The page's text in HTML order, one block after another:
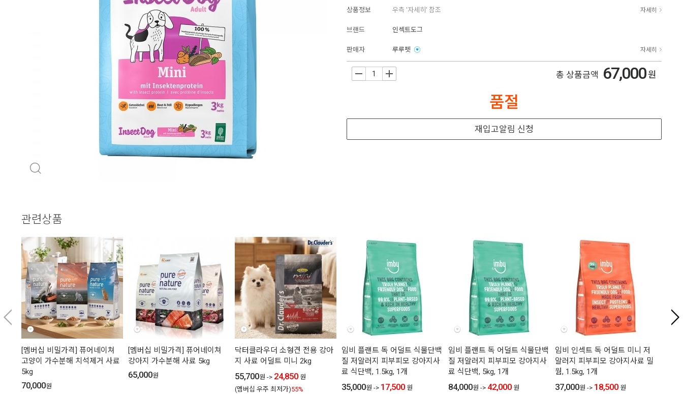
상품정보 우측 '자세히' 참조 자세히
브랜드 인섹트도그
판매자 루루펫 자세히
+ 총 상품금액 67,000원
품절
재입고알림 신청
관련상품
[멤버십 비밀가격] 퓨어네이쳐
고양이 가수분해 치석제거 사료
5kg
70,000원
[멤버십 비밀가격] 퓨어네이쳐
강아지 가수분해 사료 5kg
65,000원
닥터클라우더 소형견 전용 강아
지 사료 어덜트 미니 2kg
55,700원 -> 24,850 원
(멤버십 우주 최저가)55%
임비 플랜트 독 어덜트 식물단백
질 저알러지 피부피모 강아지사
료 식단백, 1.5kg, 1개
35,000원 -> 17,500 원
임비 플랜트 독 어덜트 식물단백
질 저알러지 피부피모 강아지사
료 식단백, 5kg, 1개
84,000원 -> 42,000 원
임비 인섹트 독 어덜트 미니 저
알러지 피부피모 강아지사료 밀
웜, 1.5kg, 1개
37,000원 -> 18,500 원